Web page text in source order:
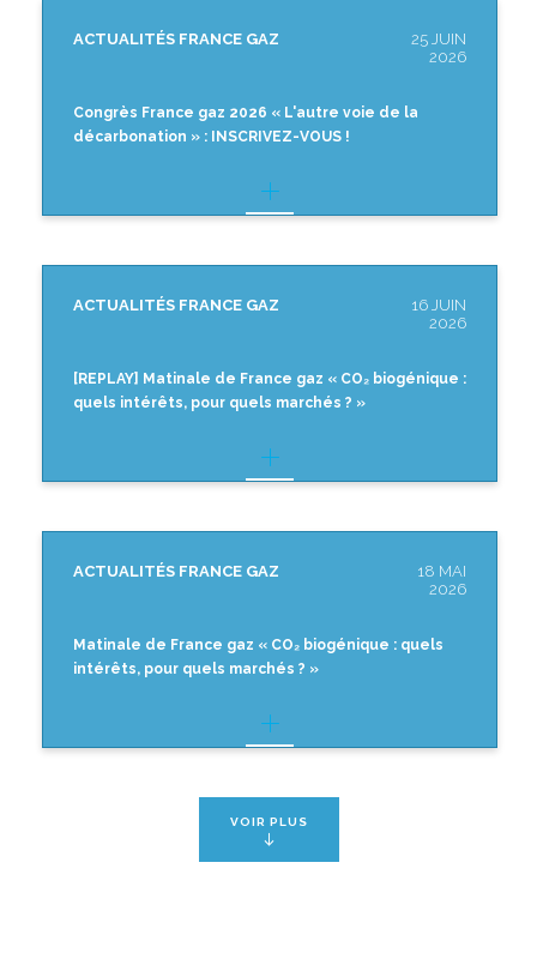
ACTUALITÉS FRANCE GAZ
25 JUIN
2026
Congrès France gaz 2026 « L'autre voie de la
décarbonation » : INSCRIVEZ-VOUS !
ACTUALITÉS FRANCE GAZ
16 JUIN
2026
[REPLAY] Matinale de France gaz « CO₂ biogénique :
quels intérêts, pour quels marchés ? »
ACTUALITÉS FRANCE GAZ
18 MAI
2026
Matinale de France gaz « CO₂ biogénique : quels
intérêts, pour quels marchés ? »
VOIR PLUS